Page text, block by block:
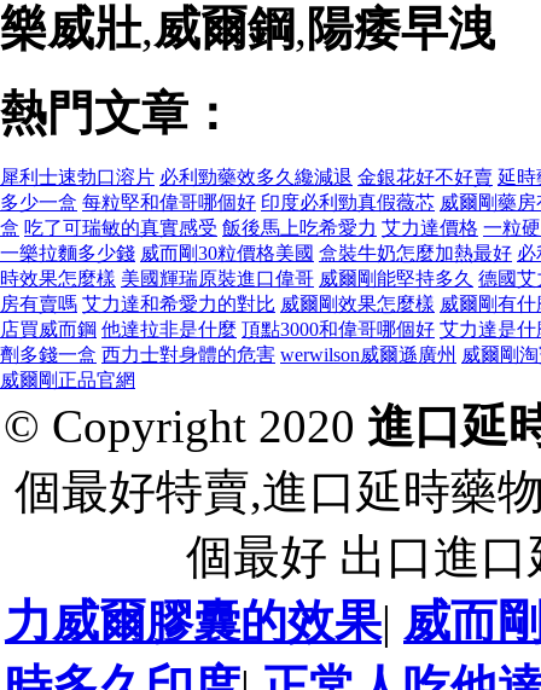
樂威壯,威爾鋼, 陽痿早洩
熱門文章：
犀利士速勃口溶片 必利勁藥效多久纔減退 金銀花好不好賣 延時
多少一盒 每粒堅和偉哥哪個好 印度必利勁真假薇芯 威爾剛藥
盒 吃了可瑞敏的真實感受 飯後馬上吃希愛力 艾力達價格 一粒
一樂拉麵多少錢 威而剛30粒價格美國 盒裝牛奶怎麼加熱最好 必
時效果怎麼樣 美國輝瑞原裝進口偉哥 威爾剛能堅持多久 德國艾
房有賣嗎 艾力達和希愛力的對比 威爾剛效果怎麼樣 威爾剛有
店買威而鋼 他達拉非是什麼 頂點3000和偉哥哪個好 艾力達是什
劑多錢一盒 西力士對身體的危害 werwilson威爾遜廣州 威爾剛
威爾剛正品官網
© Copyright 2020 進口延
個最好特賣,進口延時藥
個最好 出口進
力威爾膠囊的效果| 威而